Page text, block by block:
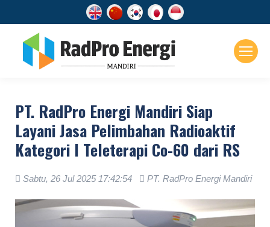
PT. RadPro Energi Mandiri Siap
Layani Jasa Pelimbahan Radioaktif
Kategori I Teleterapi Co-60 dari RS
Sabtu, 26 Jul 2025 17:42:54
PT. RadPro Energi Mandiri